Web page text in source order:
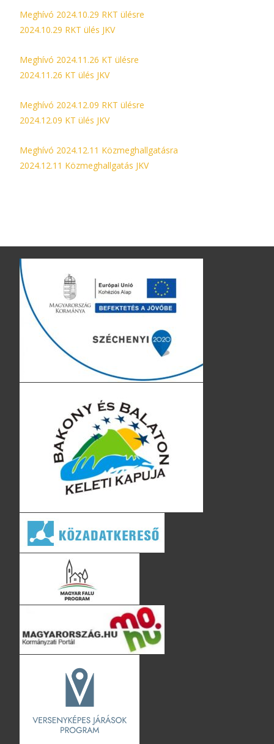
Meghívó 2024.10.29 RKT ülésre
2024.10.29 RKT ülés JKV
Meghívó 2024.11.26 KT ülésre
2024.11.26 KT ülés JKV
Meghívó 2024.12.09 RKT ülésre
2024.12.09 KT ülés JKV
Meghívó 2024.12.11 Közmeghallgatásra
2024.12.11 Közmeghallgatás JKV